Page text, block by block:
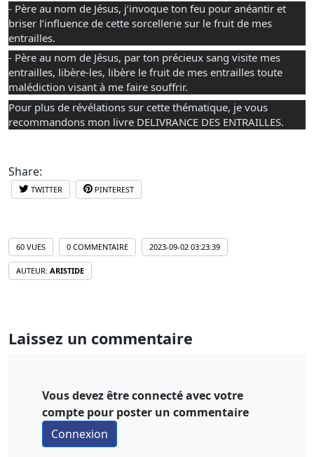
- Père au nom de Jésus, j’invoque ton feu pour anéantir et
briser l’influence de cette sorcellerie sur le fruit de mes
entrailles.
- Père au nom de Jésus, par ton précieux sang visite mes
entrailles, libère-les, libère le fruit de mes entrailles toute
malédiction visant à me faire souffrir.
Pour plus de révélations sur cette thématique, je vous
recommandons mon livre DELIVRANCE DES ENTRAILLES.
Share:
TWITTER PINTEREST
60 VUES 0 COMMENTAIRE 2023-09-02 03:23:39
AUTEUR: ARISTIDE
Laissez un commentaire
Vous devez être connecté avec votre
compte pour poster un commentaire